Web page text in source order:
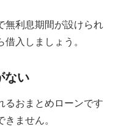
無利息期間が設けられ
入しましょう。
ない
るおまとめローンです
ません。